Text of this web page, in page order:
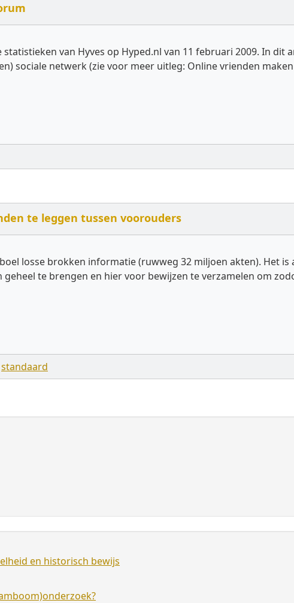
van Hyves op Hyped.nl van 11 februari 2009. In dit
sociale netwerk (zie voor meer uitleg: Online vrienden
te leggen tussen voorouders
losse brokken informatie (ruwweg 32 miljoen akten). Het
te brengen en hier voor bewijzen te verzamelen om
standaard
en historisch bewijs